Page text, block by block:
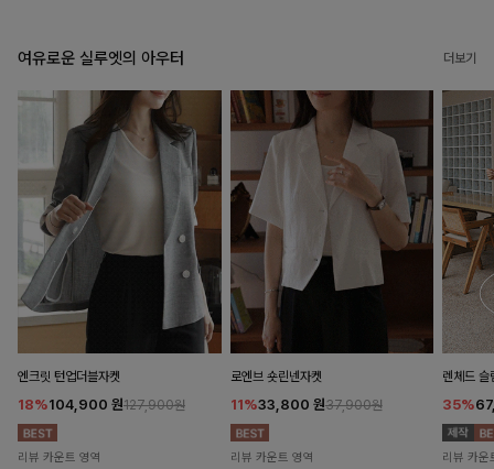
여유로운 실루엣의 아우터 더보기
엔크릿 턴업더블자켓
18%104,900 원127,900원
리뷰 카운트 영역
로엔브 숏린넨자켓
11%33,800 원37,900원
리뷰 카운트 영역
렌체드
35%
리뷰 카운